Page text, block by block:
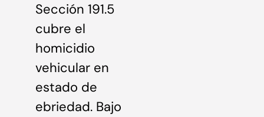
Sección 191.5
cubre el
homicidio
vehicular en
estado de
ebriedad. Bajo